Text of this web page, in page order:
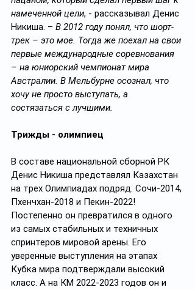
намеченной цели, - рассказывал Денис
Никиша. – В 2012 году понял, что шорт-
трек – это мое. Тогда же поехал на свои
первые международные соревнования
– на юниорский чемпионат мира
Австралии. В Мельбурне осознал, что
хочу не просто выступать, а
состязаться с лучшими.
Трижды - олимпиец
В составе национальной сборной РК
Денис Никиша представлял Казахстан
на трех Олимпиадах подряд: Сочи-2014,
Пхенчхан-2018 и Пекин-2022!
Постепенно он превратился в одного
из самых стабильных и техничных
спринтеров мировой арены. Его
уверенные выступления на этапах
Кубка мира подтверждали высокий
класс. А на КМ 2022-2023 годов он и